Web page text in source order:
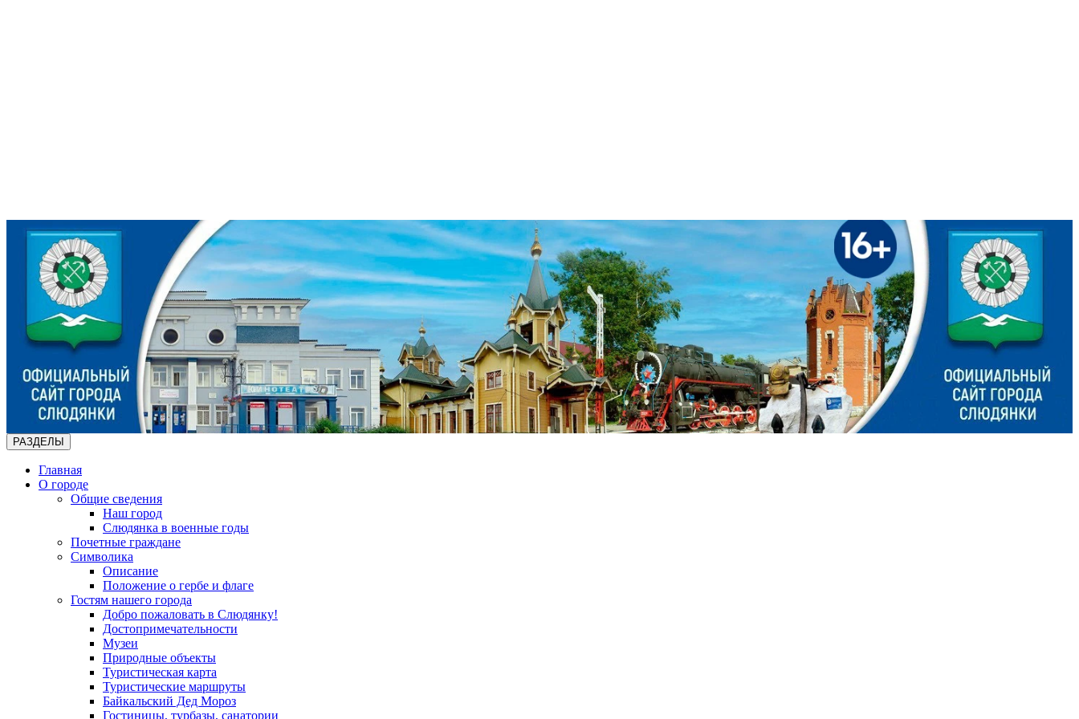
РАЗДЕЛЫ
Главная
О городе
Общие сведения
Наш город
Слюдянка в военные годы
Почетные граждане
Символика
Описание
Положение о гербе и флаге
Гостям нашего города
Добро пожаловать в Слюдянку!
Достопримечательности
Музеи
Природные объекты
Туристическая карта
Туристические маршруты
Байкальский Дед Мороз
Гостиницы, турбазы, санатории